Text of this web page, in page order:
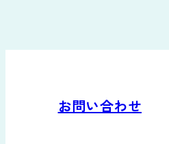
お問い合わせ